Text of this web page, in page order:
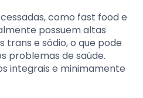
como fast food e
possuem altas
trans e sódio, o que pode
problemas de saúde.
integrais e minimamente